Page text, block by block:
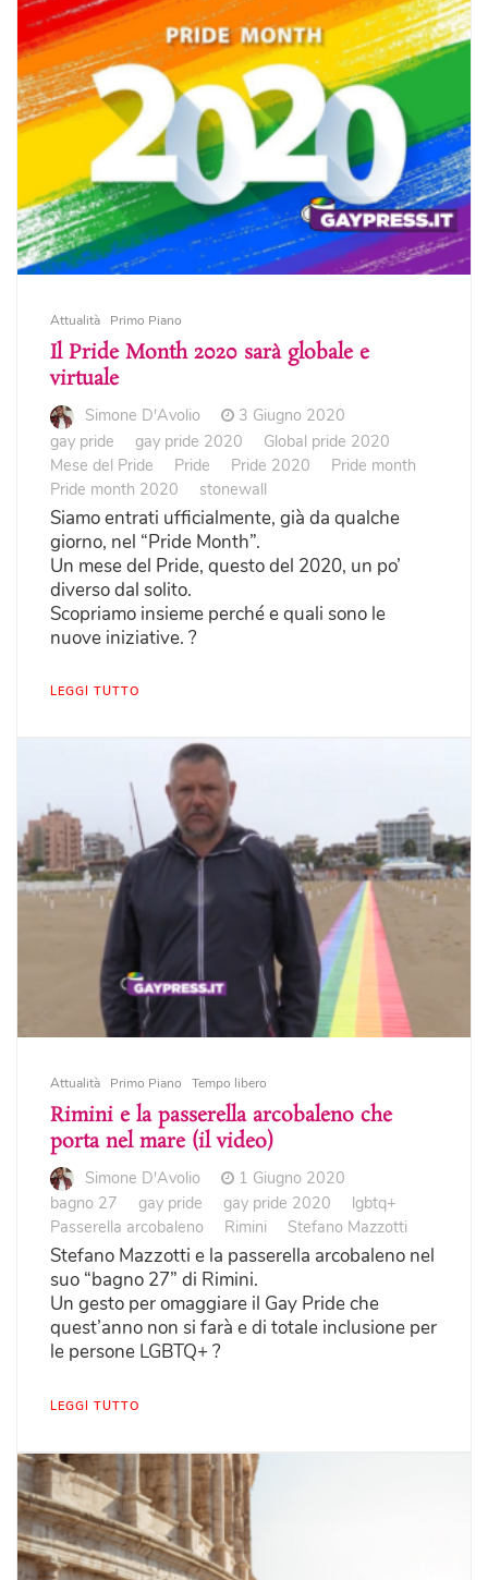
Attualità Primo Piano
Il Pride Month 2020 sarà globale e
virtuale
Simone D'Avolio
3 Giugno 2020
gay pride
gay pride 2020
Global pride 2020
Mese del Pride
Pride Pride 2020
Pride month
Pride month 2020
stonewall
Siamo entrati ufficialmente, già da qualche
giorno, nel “Pride Month”.
Un mese del Pride, questo del 2020, un po’
diverso dal solito.
Scopriamo insieme perché e quali sono le
nuove iniziative. ?
LEGGI TUTTO
Attualità Primo Piano Tempo libero
Rimini e la passerella arcobaleno che
porta nel mare (il video)
Simone D'Avolio
1 Giugno 2020
bagno 27
gay pride gay pride 2020
lgbtq+
Passerella arcobaleno
Rimini Stefano Mazzotti
Stefano Mazzotti e la passerella arcobaleno nel
suo “bagno 27” di Rimini.
Un gesto per omaggiare il Gay Pride che
quest’anno non si farà e di totale inclusione per
le persone LGBTQ+ ?
LEGGI TUTTO